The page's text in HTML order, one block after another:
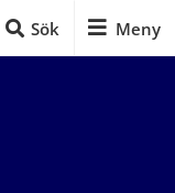
Sök Meny